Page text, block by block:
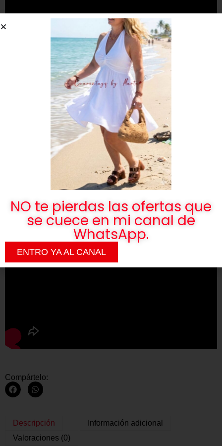
Compártelo:
Descripción
Información adicional
Valoraciones (0)
NO te pierdas las ofertas que
se cuece en mi canal de
WhatsApp.
ENTRO YA AL CANAL